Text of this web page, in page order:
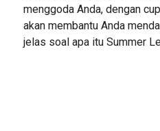
menggoda Anda, dengan
akan membantu Anda
jelas soal apa itu Summer